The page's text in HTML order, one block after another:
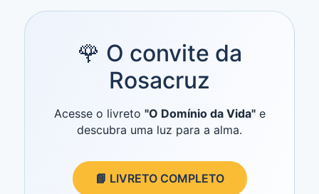
🌹 O convite da
Rosacruz
Acesse o livreto "O Domínio da Vida"e
descubra uma luz para a alma.
📘 LIVRETO COMPLETO